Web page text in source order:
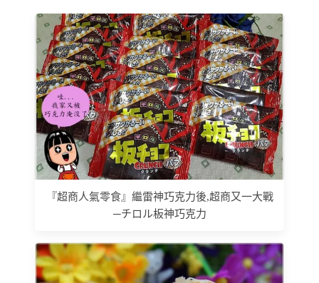
『超商人氣零食』繼雷神巧克力後,超商又一大戰
─チロル板神巧克力